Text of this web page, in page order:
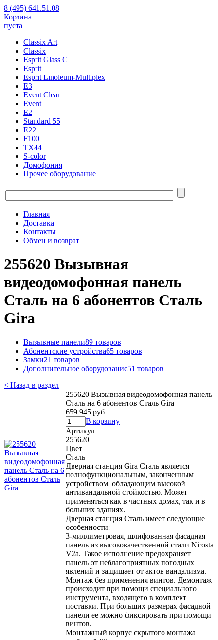
8 (495) 641.51.08
Корзина
пуста
Classix Art
Classix
Esprit Glass C
Esprit
Esprit Linoleum-Multiplex
E3
Event Clear
Event
E2
Standard 55
E22
F100
TX44
S-color
Домофония
Прочее оборудование
Главная
Доставка
Контакты
Обмен и возврат
255620 Вызывная
видеодомофонная панель
Сталь на 6 абонентов Сталь
Gira
Вызывные панели89 товаров
Абонентские устройства65 товаров
Замки21 товаров
Дополнительное оборудование51 товаров
< Назад в раздел
255620 Вызывная видеодомофонная панель
Сталь на 6 абонентов Сталь Gira
659 945 руб.
В корзину
Артикул
255620
Цвет
Сталь
Дверная станция Gira Сталь является
полнофункциональным, законченным
устройством, обладающим высокой
антивандальной стойкостью. Может
применяться как в частных домах, так и в
больших зданиях.
Дверная станция Сталь имеет следующие
особенности:
3-миллиметровая, шлифованная фасадная
панель из высококачественной стали Nirosta
V2a. Такое исполнение предохраняет
панель от неблагоприятных погодных
явлений и защищает от актов вандализма.
Монтаж без применения винтов. Демонтаж
происходит при помощи специального
инструмента, входящего в комплект
поставки. При больших размерах фасадной
панели ее можно фиксировать при помощи
винтов.
Монтажный корпус скрытого монтажа